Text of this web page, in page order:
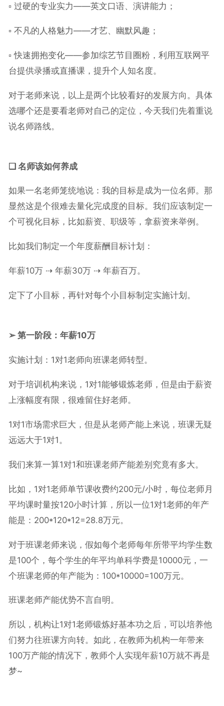
▫︎ 过硬的专业实力——英文口语、演讲能力；
▫︎ 不凡的人格魅力——才艺、幽默风趣；
▫︎ 快速拥抱变化——参加综艺节目圈粉，利用互联网平
台提供录播或直播课，提升个人知名度。
对于老师来说，以上是两个比较看好的发展方向。具体
选哪个还是要看老师对自己的定位，今天我们先着重说
说名师路线。
❑ 名师该如何养成
如果一名老师笼统地说：我的目标是成为一位名师。那
显然这是个很难去量化完成度的目标。我们应该制定一
个可视化目标，比如薪资、职级等，拿薪资来举例。
比如我们制定一个年度薪酬目标计划：
年薪10万 ⇢ 年薪30万 ⇢ 年薪百万。
定下了小目标，再针对每个小目标制定实施计划。
➢ 第一阶段：年薪10万
实施计划：1对1老师向班课老师转型。
对于培训机构来说，1对1能够锻炼老师，但是由于薪资
上涨幅度有限，很难留住好老师。
1对1市场需求巨大，但是从老师产能上来说，班课无疑
远远大于1对1。
我们来算一算1对1和班课老师产能差别究竟有多大。
比如，1对1老师单节课收费约200元/小时，每位老师月
平均课时量按120小时计算，所以一位1对1老师的年产
能是：200*120*12=28.8万元。
对于班课老师来说，假如每个老师每年所带平均学生数
是100个，每个学生的年平均单科学费是10000元，一
个班课老师的年产能为：100*10000=100万元。
班课老师产能优势不言自明。
所以，机构让1对1老师锻炼好基本功之后，可以培养他
们努力往班课方向转。如此，在教师为机构一年带来
100万产能的情况下，教师个人实现年薪10万就不再是
梦~